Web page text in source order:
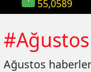
55,0589
#Ağustos
Ağustos